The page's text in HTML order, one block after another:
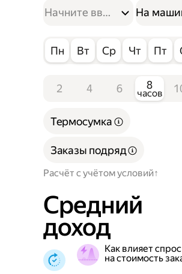
На
Пн Вт Ср Чт Пт
2 4 6 8
часов
Расчёт с учётом условий
Термосумка
Заказы подряд
Средний
доход
Как влияет спрос
на стоимость